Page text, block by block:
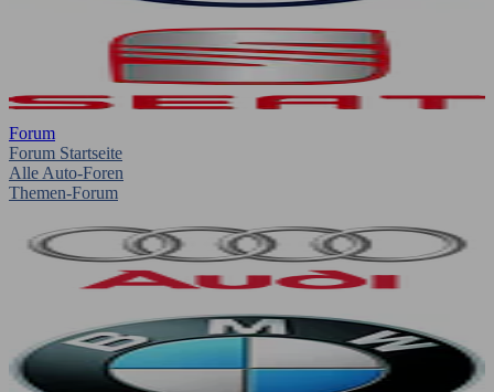
Forum
Forum Startseite
Alle Auto-Foren
Themen-Forum